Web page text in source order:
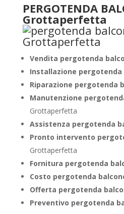
PERGOTENDA
Grottaperfetta
Vendita pergotenda
Installazione pergotenda
Riparazione pergotenda
Manutenzione
Grottaperfetta
Assistenza pergotenda
Pronto intervento
Grottaperfetta
Fornitura pergotenda
Costo pergotenda
Offerta pergotenda
Preventivo pergotenda